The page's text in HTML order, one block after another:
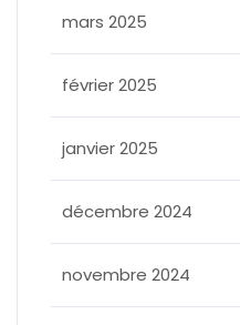
mars 2025
février 2025
janvier 2025
décembre 2024
novembre 2024